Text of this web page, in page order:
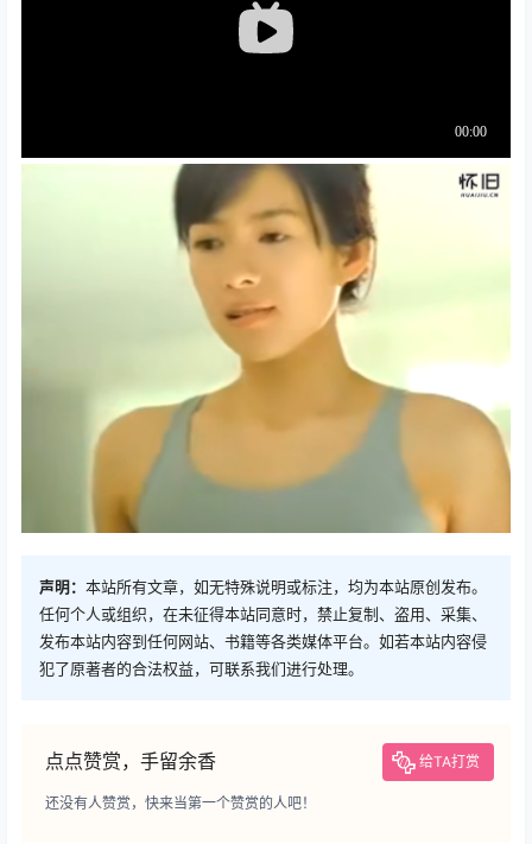
声明： 本站所有文章，如无特殊说明或标注，均为本站原创发布。
任何个人或组织，在未征得本站同意时，禁止复制、盗用、采集、
发布本站内容到任何网站、书籍等各类媒体平台。如若本站内容侵
犯了原著者的合法权益，可联系我们进行处理。
点点赞赏，手留余香 给TA打赏
还没有人赞赏，快来当第一个赞赏的人吧！